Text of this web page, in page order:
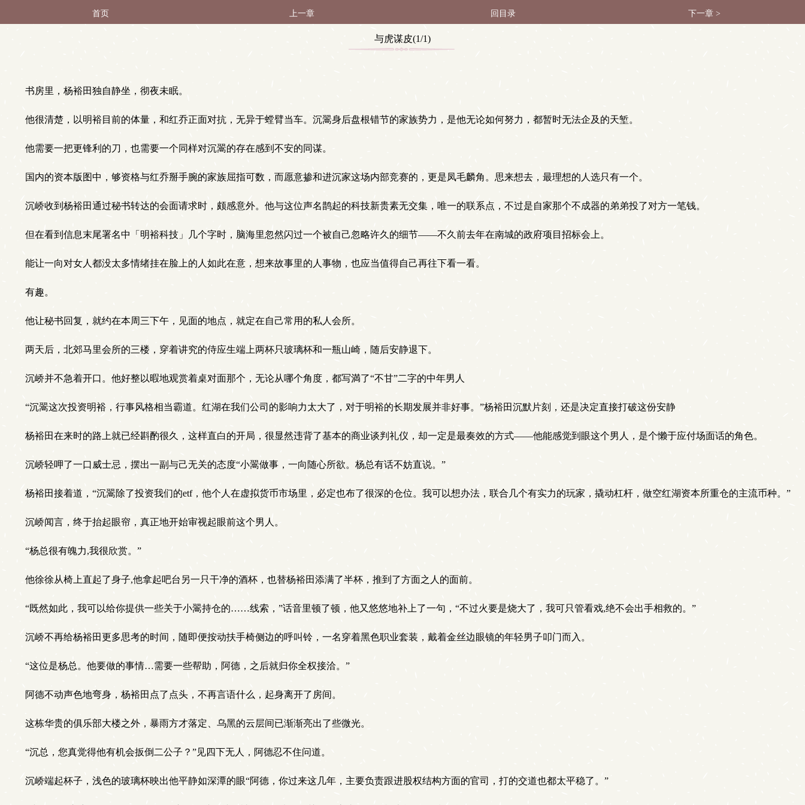
首页 上一章 回目录 下一章 >
与虎谋皮(1/1)
书房里，杨裕田独自静坐，彻夜未眠。
他很清楚，以明裕目前的体量，和红乔正面对抗，无异于螳臂当车。沉翯身后盘根错节的家族势力，是他无论如何努力，都暂时无法企及的天堑。
他需要一把更锋利的刀，也需要一个同样对沉翯的存在感到不安的同谋。
国内的资本版图中，够资格与红乔掰手腕的家族屈指可数，而愿意掺和进沉家这场内部竞赛的，更是凤毛麟角。思来想去，最理想的人选只有一个。
沉峤收到杨裕田通过秘书转达的会面请求时，颇感意外。他与这位声名鹊起的科技新贵素无交集，唯一的联系点，不过是自家那个不成器的弟弟投了对方一笔钱。
但在看到信息末尾署名中「明裕科技」几个字时，脑海里忽然闪过一个被自己忽略许久的细节——不久前去年在南城的政府项目招标会上。
能让一向对女人都没太多情绪挂在脸上的人如此在意，想来故事里的人事物，也应当值得自己再往下看一看。
有趣。
他让秘书回复，就约在本周三下午，见面的地点，就定在自己常用的私人会所。
两天后，北郊马里会所的三楼，穿着讲究的侍应生端上两杯只玻璃杯和一瓶山崎，随后安静退下。
沉峤并不急着开口。他好整以暇地观赏着桌对面那个，无论从哪个角度，都写満了“不甘”二字的中年男人
“沉翯这次投资明裕，行事风格相当霸道。红湖在我们公司的影响力太大了，对于明裕的长期发展并非好事。”杨裕田沉默片刻，还是决定直接打破这份安静
杨裕田在来时的路上就已经斟酌很久，这样直白的开局，很显然违背了基本的商业谈判礼仪，却一定是最奏效的方式——他能感觉到眼这个男人，是个懒于应付场面话的角色。
沉峤轻呷了一口威士忌，摆出一副与己无关的态度“小翯做事，一向随心所欲。杨总有话不妨直说。”
杨裕田接着道，“沉翯除了投资我们的etf，他个人在虚拟货币市场里，必定也布了很深的仓位。我可以想办法，联合几个有实力的玩家，撬动杠杆，做空红湖资本所重仓的主流币种。”
沉峤闻言，终于抬起眼帘，真正地开始审视起眼前这个男人。
“杨总很有魄力,我很欣赏。”
他徐徐从椅上直起了身子,他拿起吧台另一只干净的酒杯，也替杨裕田添满了半杯，推到了方面之人的面前。
“既然如此，我可以给你提供一些关于小翯持仓的……线索，”话音里顿了顿，他又悠悠地补上了一句，“不过火要是烧大了，我可只管看戏,绝不会出手相救的。”
沉峤不再给杨裕田更多思考的时间，随即便按动扶手椅侧边的呼叫铃，一名穿着黑色职业套装，戴着金丝边眼镜的年轻男子叩门而入。
“这位是杨总。他要做的事情…需要一些帮助，阿德，之后就归你全权接洽。”
阿德不动声色地弯身，杨裕田点了点头，不再言语什么，起身离开了房间。
这栋华贵的俱乐部大楼之外，暴雨方才落定、乌黑的云层间已渐渐亮出了些微光。
“沉总，您真觉得他有机会扳倒二公子？”见四下无人，阿德忍不住问道。
沉峤端起杯子，浅色的玻璃杯映出他平静如深潭的眼“阿德，你过来这几年，主要负责跟进股权结构方面的官司，打的交道也都太平稳了。”